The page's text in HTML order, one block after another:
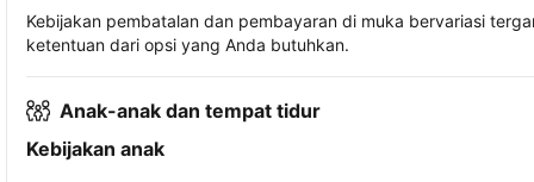
Kebijakan pembatalan dan pembayaran di muka bervariasi
ketentuan dari opsi yang Anda butuhkan.
Anak-anak dan tempat tidur
Kebijakan anak